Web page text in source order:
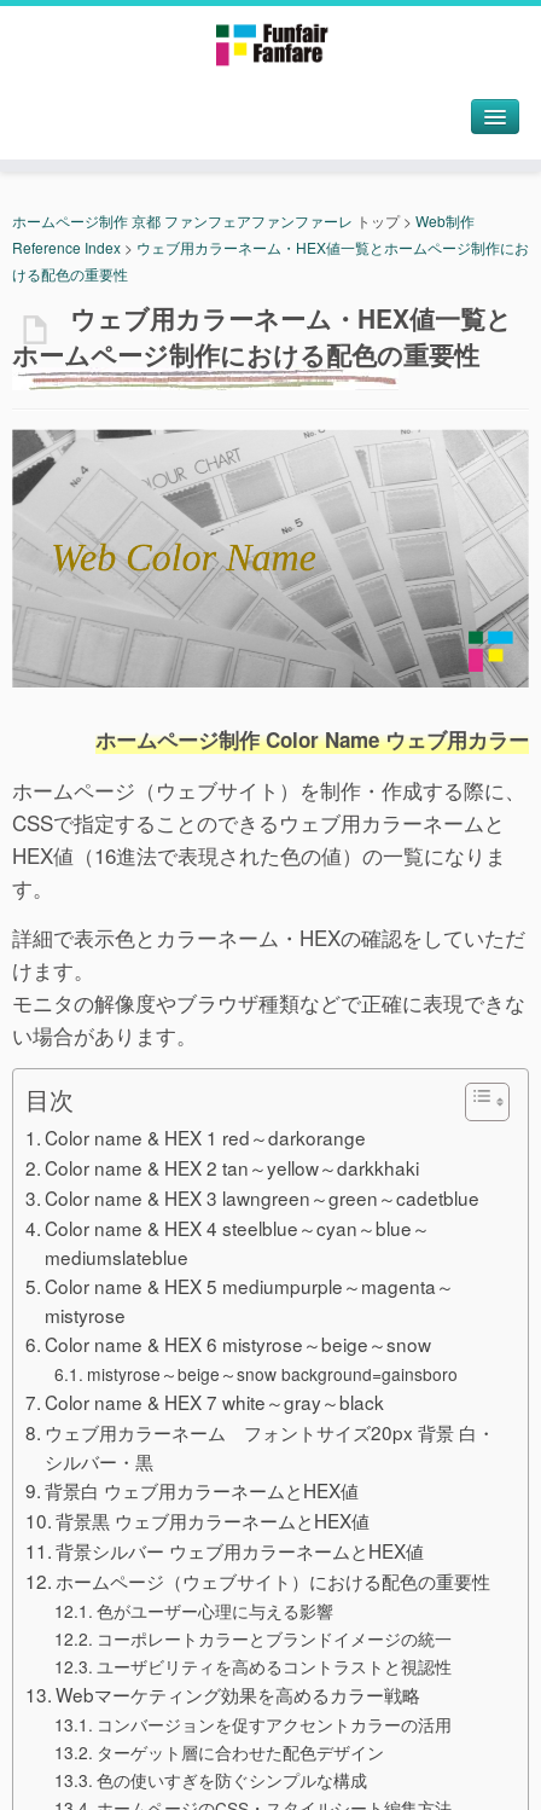
ホームページ制作 京都 ファンフェアファンファーレ トップ> Web制作
Reference Index > ウェブ用カラーネーム・HEX値一覧とホームページ制作にお
ける配色の重要性
ウェブ用カラーネーム・HEX値一覧と
ホームページ制作における配色の重要性
ホームページ制作 Color Name ウェブ用カラー
ホームページ（ウェブサイト）を制作・作成する際に、
CSSで指定することのできるウェブ用カラーネームと
HEX値（16進法で表現された色の値）の一覧になりま
す。
詳細で表示色とカラーネーム・HEXの確認をしていただ
けます。
モニタの解像度やブラウザ種類などで正確に表現できな
い場合があります。
目次
Color name & HEX 1 red～darkorange
Color name & HEX 2 tan～yellow～darkkhaki
Color name & HEX 3 lawngreen～green～cadetblue
Color name & HEX 4 steelblue～cyan～blue～
mediumslateblue
Color name & HEX 5 mediumpurple～magenta～
mistyrose
Color name & HEX 6 mistyrose～beige～snow
mistyrose～beige～snow background=gainsboro
Color name & HEX 7 white～gray～black
ウェブ用カラーネーム フォントサイズ20px 背景 白・
シルバー・黒
背景白 ウェブ用カラーネームとHEX値
背景黒 ウェブ用カラーネームとHEX値
背景シルバー ウェブ用カラーネームとHEX値
ホームページ（ウェブサイト）における配色の重要性
色がユーザー心理に与える影響
コーポレートカラーとブランドイメージの統一
ユーザビリティを高めるコントラストと視認性
Webマーケティング効果を高めるカラー戦略
コンバージョンを促すアクセントカラーの活用
ターゲット層に合わせた配色デザイン
色の使いすぎを防ぐシンプルな構成